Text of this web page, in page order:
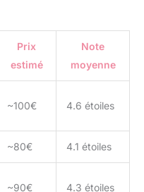
Prix
estimé
Note
moyenne
~100€ 4.6 étoiles
~80€ 4.1 étoiles
~90€ 4.3 étoiles